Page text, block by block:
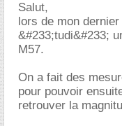
Salut,
lors de mon
&#233;tudi&#233;
M57.
On a fait des
pour pouvoir
retrouver la